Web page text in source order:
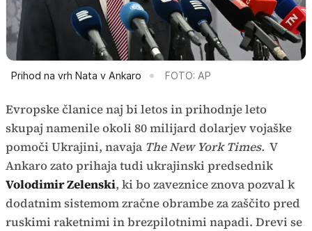
Prihod na vrh Nata v Ankaro FOTO: AP
Evropske članice naj bi letos in prihodnje leto
skupaj namenile okoli 80 milijard dolarjev vojaške
pomoči Ukrajini, navaja The New York Times. V
Ankaro zato prihaja tudi ukrajinski predsednik
Volodimir Zelenski, ki bo zaveznice znova pozval k
dodatnim sistemom zračne obrambe za zaščito pred
ruskimi raketnimi in brezpilotnimi napadi. Drevi se